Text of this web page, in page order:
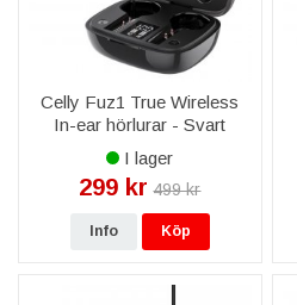
Celly Fuz1 True Wireless
In-ear hörlurar - Svart
I lager
299 kr 499 kr
Info Köp